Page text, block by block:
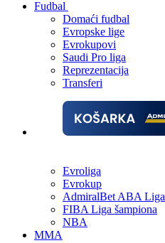
Fudbal
Domaći fudbal
Evropske lige
Evrokupovi
Saudi Pro liga
Reprezentacija
Transferi
Evroliga
Evrokup
AdmiralBet ABA Liga
FIBA Liga šampiona
NBA
MMA